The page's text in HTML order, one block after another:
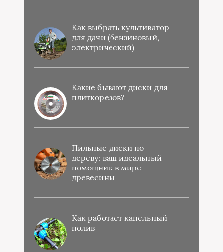
Как выбрать культиватор
для дачи (бензиновый,
электрический)
Какие бывают диски для
плиткорезов?
Пильные диски по
дереву: ваш идеальный
помощник в мире
древесины
Как работает капельный
полив